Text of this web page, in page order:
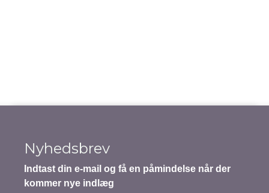
Nyhedsbrev
Indtast din e-mail og få en påmindelse når der
kommer nye indlæg